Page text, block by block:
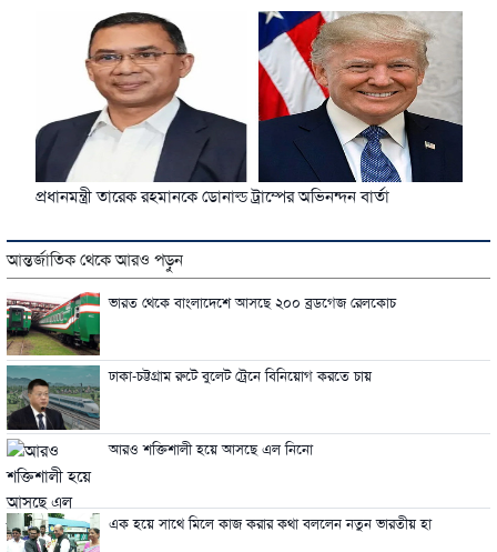
প্রধানমন্ত্রী তারেক রহমানকে ডোনাল্ড ট্রাম্পের অভিনন্দন বার্তা
আন্তর্জাতিক থেকে আরও পড়ুন
ভারত থেকে বাংলাদেশে আসছে ২০০ ব্রডগেজ রেলকোচ
ঢাকা-চট্টগ্রাম রুটে বুলেট ট্রেনে বিনিয়োগ করতে চায়
আরও শক্তিশালী হয়ে আসছে এল নিনো
এক হয়ে সাথে মিলে কাজ করার কথা বললেন নতুন ভারতীয় হা